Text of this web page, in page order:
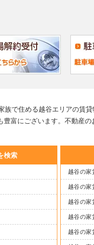
族で住める越谷エリアの賃
富にございます。不動産
検索
越谷の
越谷の
越谷の
越谷の
越谷の